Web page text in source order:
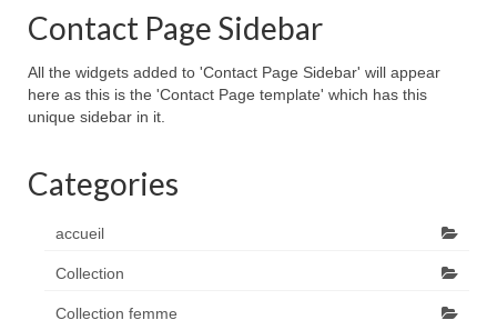
Contact Page Sidebar
All the widgets added to 'Contact Page Sidebar' will appear
here as this is the 'Contact Page template' which has this
unique sidebar in it.
Categories
accueil
Collection
Collection femme